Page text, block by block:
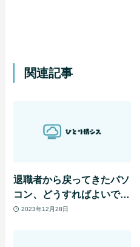
関連記事
退職者から戻ってきたパソ
コン、どうすればよいです
か？
2023年12月28日